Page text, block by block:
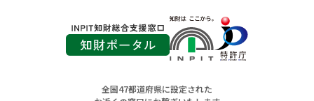
全国47都道府県に設定された